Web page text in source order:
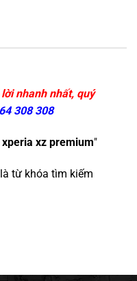
nhanh nhất, quý
308 308
xz premium"
là từ khóa tìm kiếm